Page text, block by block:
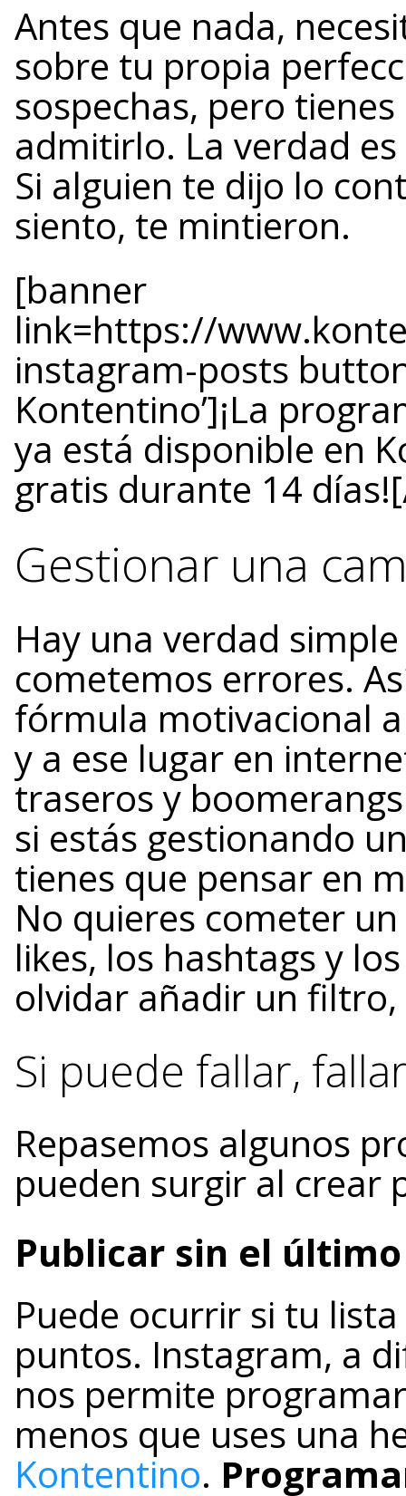
Antes que nada,
sobre tu propia
sospechas, pero
admitirlo. La verdad
Si alguien te dijo lo
siento, te mintieron.
[banner
link=https://
instagram-posts
Kontentino’]¡La
ya está disponible en
gratis durante 14
Gestionar una
Hay una verdad
cometemos errores.
fórmula motivacional
y a ese lugar en
traseros y
si estás gestionando
tienes que pensar en
No quieres cometer un
likes, los hashtags y
olvidar añadir un
Si puede fallar,
Repasemos algunos
pueden surgir al crear
Publicar sin el
Puede ocurrir si tu
puntos. Instagram, a
nos permite
menos que uses una
Kontentino.